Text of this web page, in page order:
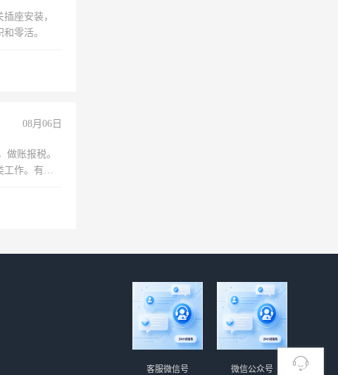
座安装，
零活。
08月06日
做账报税。
工作。有会
微信公众号
客服微信号